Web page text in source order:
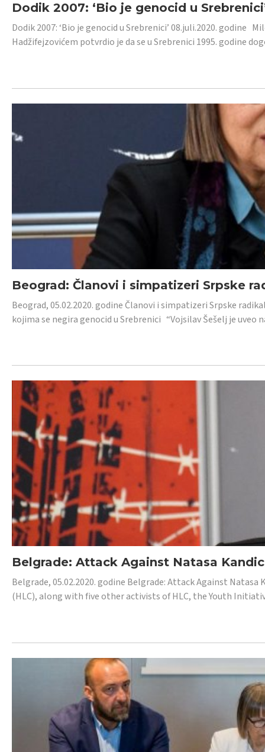
Dodik 2007: ‘Bio je genocid u
Dodik 2007: ‘Bio je genocid u Srebrenici’ 08.juli.2020. godine
Hadžifejzovićem potvrdio je da se u Srebrenici 1995. godine
Beograd: Članovi i simpatizeri Srpske
Beograd, 05.02.2020. godine Članovi i simpatizeri Srpske
kojima se negira genocid u Srebrenici “Vojsilav Šešelj je uveo
Belgrade: Attack Against Natasa
Belgrade, 05.02.2020. godine Belgrade: Attack Against
(HLC), along with five other activists of HLC, the Youth